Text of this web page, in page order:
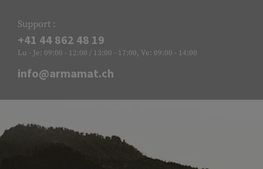
Support :
+41 44 862 48 19
Lu - Je: 09:00 - 12:00 / 13:00 - 17:00, Ve: 09:00 - 14:00
info@armamat.ch